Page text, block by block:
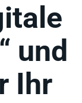
und
Ihr